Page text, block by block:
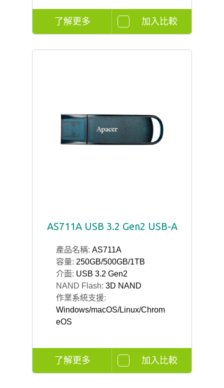
了解更多 加入比較
AS711A USB 3.2 Gen2 USB-A
產品名稱: AS711A
容量: 250GB/500GB/1TB
介面: USB 3.2 Gen2
NAND Flash: 3D NAND
作業系統支援:
Windows/macOS/Linux/Chrom
eOS
了解更多 加入比較